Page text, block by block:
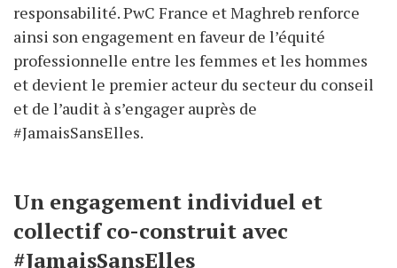
responsabilité. PwC France et Maghreb renforce
ainsi son engagement en faveur de l’équité
professionnelle entre les femmes et les hommes
et devient le premier acteur du secteur du conseil
et de l’audit à s’engager auprès de
#JamaisSansElles.
Un engagement individuel et
collectif co-construit avec
#JamaisSansElles